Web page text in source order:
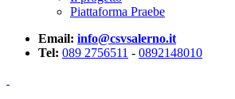
Piattaforma Praebe
Email: info@csvsalerno.it
Tel: 089 2756511 - 0892148010